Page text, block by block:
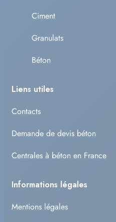
Ciment
Granulats
Béton
Liens utiles
Contacts
Demande de devis béton
Centrales à béton en France
Informations légales
Mentions légales